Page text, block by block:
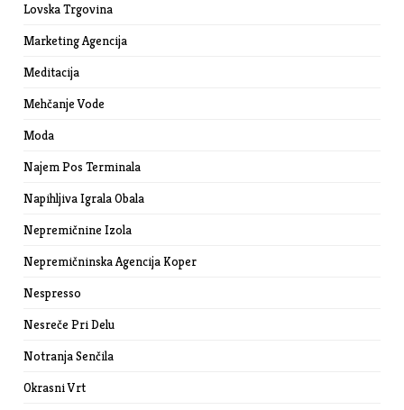
Lovska Trgovina
Marketing Agencija
Meditacija
Mehčanje Vode
Moda
Najem Pos Terminala
Napihljiva Igrala Obala
Nepremičnine Izola
Nepremičninska Agencija Koper
Nespresso
Nesreče Pri Delu
Notranja Senčila
Okrasni Vrt